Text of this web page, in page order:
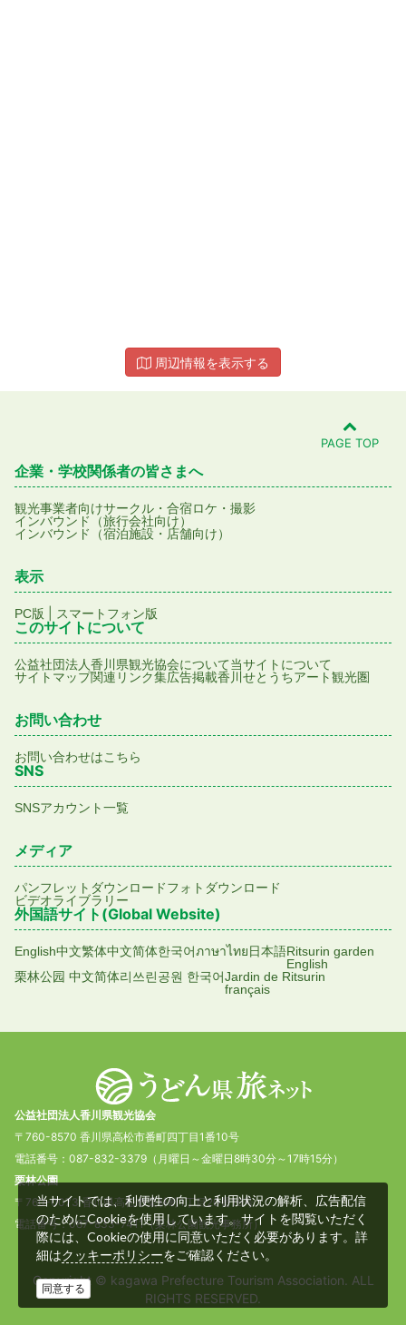
周辺情報を表示する
PAGE TOP
企業・学校関係者の皆さまへ
観光事業者向けサークル・合宿ロケ・撮影
インバウンド（旅行会社向け）
インバウンド（宿泊施設・店舗向け）
表示
PC版 スマートフォン版
このサイトについて
公益社団法人香川県観光協会について当サイトについて
サイトマップ関連リンク集広告掲載香川せとうちアート観光圏
お問い合わせ
お問い合わせはこちら
SNS
SNSアカウント一覧
メディア
パンフレットダウンロードフォトダウンロード
ビデオライブラリー
外国語サイト(Global Website)
English中文繁体中文简体한국어ภาษาไทย日本語Ritsurin garden
English
栗林公园 中文简体리쓰린공원 한국어Jardin de Ritsurin
français
公益社団法人香川県観光協会
〒760-8570 香川県高松市番町四丁目1番10号
電話番号：087-832-3379（月曜日～金曜日8時30分～17時15分）
栗林公園
〒760-0073 香川県高松市栗林町1丁目20番16号
電話番号：087-833-7411（栗林公園観光事務所）
Copyright © kagawa Prefecture Tourism Association. ALL
RIGHTS RESERVED.
当サイトでは、利便性の向上と利用状況の解析、広告配信
のためにCookieを使用しています。サイトを閲覧いただく
際には、Cookieの使用に同意いただく必要があります。詳
細はクッキーポリシーをご確認ください。
同意する